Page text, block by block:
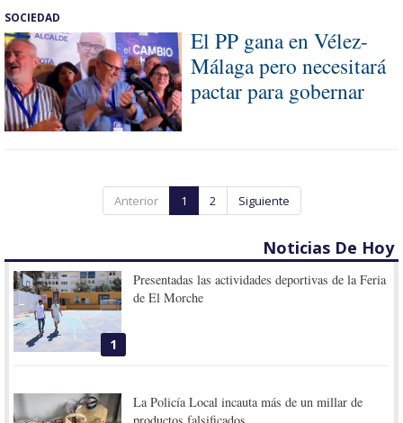
SOCIEDAD
El PP gana en Vélez-
Málaga pero necesitará
pactar para gobernar
Anterior 1 2 Siguiente
Noticias De Hoy
1
Presentadas las actividades deportivas de la Feria
de El Morche
La Policía Local incauta más de un millar de